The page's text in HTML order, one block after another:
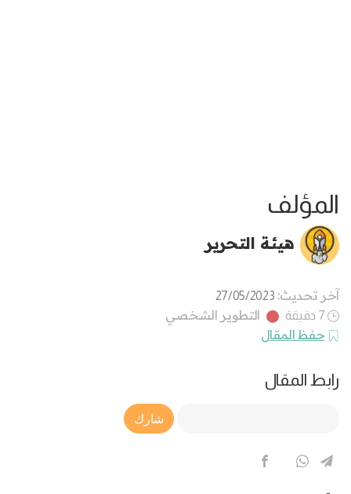
المؤلف
هيئة التحرير
آخر تحديث: 27/05/2023
7 دقيقة
التطوير الشخصي
حفظ المقال
رابط المقال
Article Link
شارك